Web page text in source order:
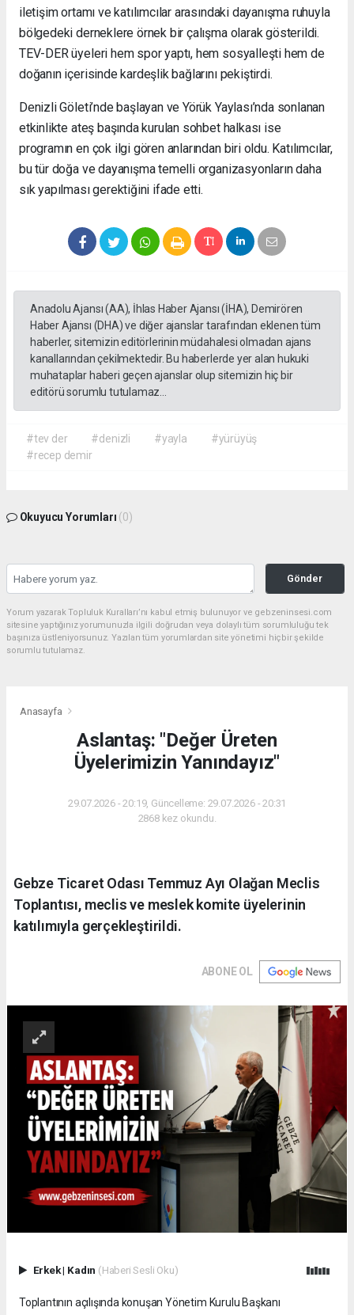
iletişim ortamı ve katılımcılar arasındaki dayanışma ruhuyla
bölgedeki derneklere örnek bir çalışma olarak gösterildi.
TEV-DER üyeleri hem spor yaptı, hem sosyalleşti hem de
doğanın içerisinde kardeşlik bağlarını pekiştirdi.
Denizli Göleti’nde başlayan ve Yörük Yaylası’nda sonlanan
etkinlikte ateş başında kurulan sohbet halkası ise
programın en çok ilgi gören anlarından biri oldu. Katılımcılar,
bu tür doğa ve dayanışma temelli organizasyonların daha
sık yapılması gerektiğini ifade etti.
Anadolu Ajansı (AA), İhlas Haber Ajansı (İHA), Demirören
Haber Ajansı (DHA) ve diğer ajanslar tarafından eklenen tüm
haberler, sitemizin editörlerinin müdahalesi olmadan ajans
kanallarından çekilmektedir. Bu haberlerde yer alan hukuki
muhataplar haberi geçen ajanslar olup sitemizin hiç bir
editörü sorumlu tutulamaz...
#tev der #denizli #yayla
#yürüyüş
#recep demir
Okuyucu Yorumları (0)
Gönder
Yorum yazarak Topluluk Kuralları’nı kabul etmiş bulunuyor ve gebzeninsesi.com
sitesine yaptığınız yorumunuzla ilgili doğrudan veya dolaylı tüm sorumluluğu tek
başınıza üstleniyorsunuz. Yazılan tüm yorumlardan site yönetimi hiçbir şekilde
sorumlu tutulamaz.
Anasayfa
Aslantaş: "Değer Üreten
Üyelerimizin Yanındayız"
29.07.2026 - 20:19, Güncelleme: 29.07.2026 - 20:31
2868 kez okundu.
Gebze Ticaret Odası Temmuz Ayı Olağan Meclis
Toplantısı, meclis ve meslek komite üyelerinin
katılımıyla gerçekleştirildi.
ABONE OL
Erkek| Kadın (Haberi Sesli Oku)
Toplantının açılışında konuşan Yönetim Kurulu Başkanı